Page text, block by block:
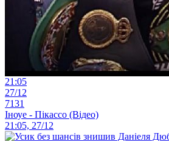
21:05
27/12
7131
Іноуе - Пікассо (Відео)
21:05, 27/12